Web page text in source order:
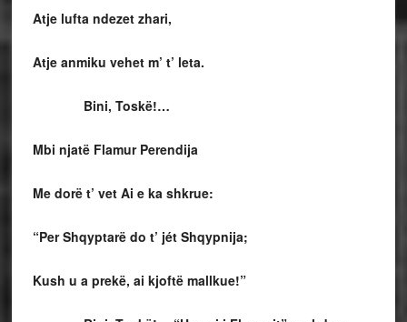
Atje lufta ndezet zhari,
Atje anmiku vehet m’ t’ leta.
Bini, Toskë!…
Mbi njatë Flamur Perendija
Me dorë t’ vet Ai e ka shkrue:
“Per Shqyptarë do t’ jét Shqypnija;
Kush u a prekë, ai kjoftë mallkue!”